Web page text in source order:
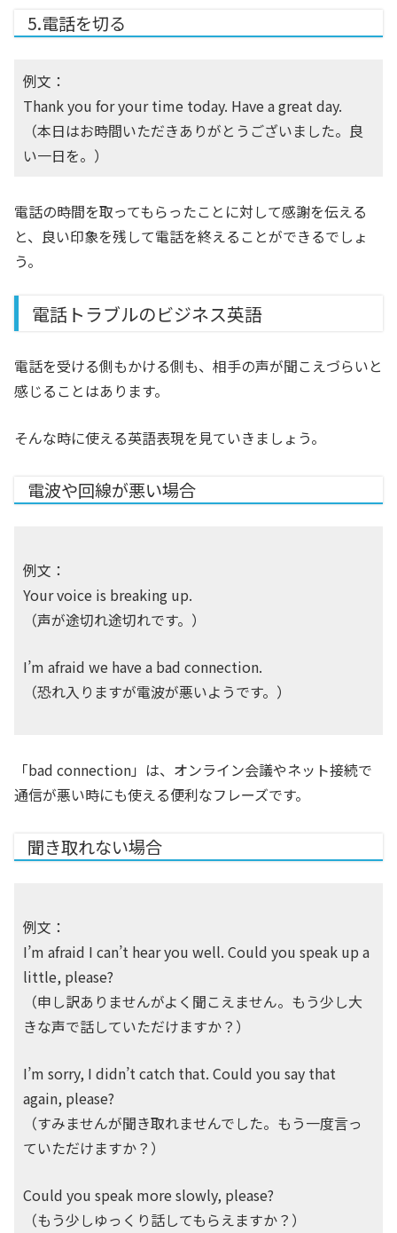
5.電話を切る
例文：
Thank you for your time today. Have a great day.
（本日はお時間いただきありがとうございました。良
い一日を。）
電話の時間を取ってもらったことに対して感謝を伝える
と、良い印象を残して電話を終えることができるでしょ
う。
電話トラブルのビジネス英語
電話を受ける側もかける側も、相手の声が聞こえづらいと
感じることはあります。
そんな時に使える英語表現を見ていきましょう。
電波や回線が悪い場合
例文：
Your voice is breaking up.
（声が途切れ途切れです。）
I’m afraid we have a bad connection.
（恐れ入りますが電波が悪いようです。）
「bad connection」は、オンライン会議やネット接続で
通信が悪い時にも使える便利なフレーズです。
聞き取れない場合
例文：
I’m afraid I can’t hear you well. Could you speak up a
little, please?
（申し訳ありませんがよく聞こえません。もう少し大
きな声で話していただけますか？）
I’m sorry, I didn’t catch that. Could you say that
again, please?
（すみませんが聞き取れませんでした。もう一度言っ
ていただけますか？）
Could you speak more slowly, please?
（もう少しゆっくり話してもらえますか？）